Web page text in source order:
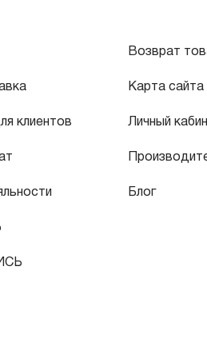
клиентов
Возврат
Карта сайта
Личный
Блог